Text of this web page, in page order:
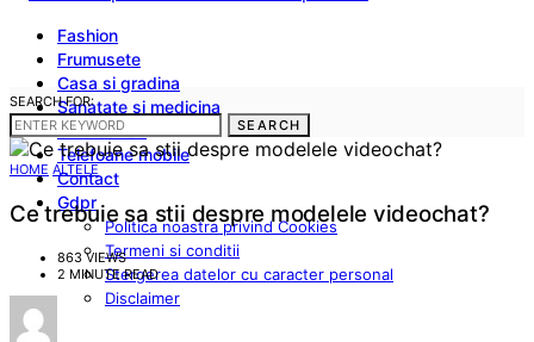
Fashion
Frumusete
Casa si gradina
Sanatate si medicina
Cum sa fac
Telefoane mobile
Contact
Gdpr
Politica noastra privind Cookies
Termeni si conditii
Stergerea datelor cu caracter personal
Disclaimer
SEARCH FOR:
SEARCH
HOME ALTELE
Ce trebuie sa stii despre modelele videochat?
863 VIEWS
2 MINUTE READ